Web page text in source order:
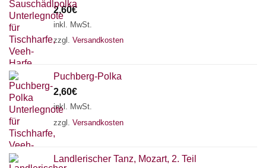
2,60€
inkl. MwSt.
zzgl. Versandkosten
Puchberg-Polka
2,60€
inkl. MwSt.
zzgl. Versandkosten
Landlerischer Tanz, Mozart, 2. Teil
Chat Support